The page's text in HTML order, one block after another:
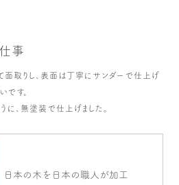
事
取りし、表面は丁寧にサンダーで仕上げ
です。
に、無塗装で仕上げました。